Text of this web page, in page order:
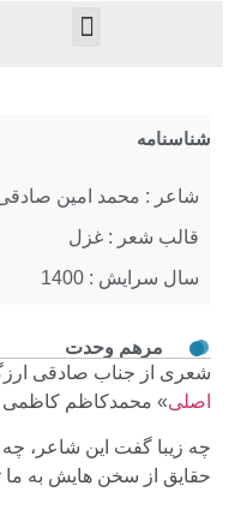
مرهم وحدت
شعری از جناب صادقی
اصلی» محمدکاظم کاظمی
چه زیبا گفت این شاعر، چه
حقایق از سخن هایش به ما
شناسنامه
شاعر : محمد امین صادقی
قالب شعر : غزل
سال سرایش : 1400